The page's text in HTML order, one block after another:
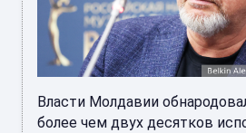
Власти Молдавии
более чем двух десятков